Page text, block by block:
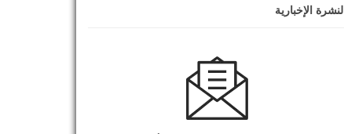
النشرة الإخبارية